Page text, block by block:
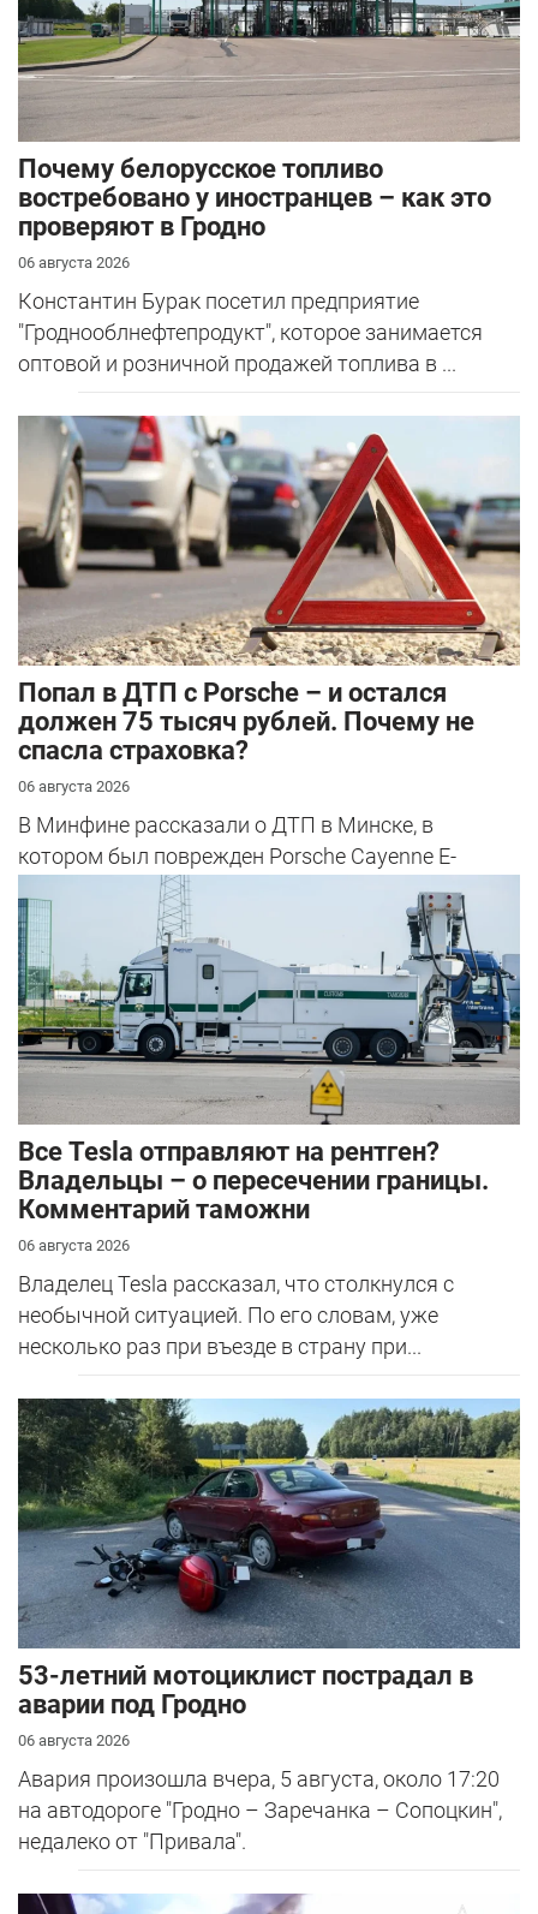
Почему белорусское топливо
востребовано у иностранцев – как это
проверяют в Гродно
06 августа 2026
Константин Бурак посетил предприятие
"Гроднооблнефтепродукт", которое занимается
оптовой и розничной продажей топлива в ...
​Попал в ДТП с Porsche – и остался
должен 75 тысяч рублей. Почему не
спасла страховка?
06 августа 2026
В Минфине рассказали о ДТП в Минске, в
котором был поврежден Porsche Cayenne E-
Все Tesla отправляют на рентген?
Владельцы – о пересечении границы.
Комментарий таможни
06 августа 2026
Владелец Tesla рассказал, что столкнулся с
необычной ситуацией. По его словам, уже
несколько раз при въезде в страну при...
53-летний мотоциклист пострадал в
аварии под Гродно
06 августа 2026
Авария произошла вчера, 5 августа, около 17:20
на автодороге "Гродно – Заречанка – Сопоцкин",
недалеко от "Привала".